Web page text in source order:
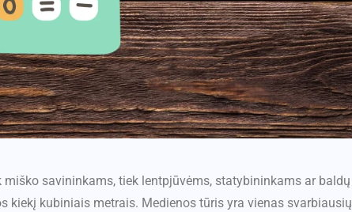
savininkams, tiek lentpjūvėms, statybininkams ar baldų
kubiniais metrais. Medienos tūris yra vienas svarbiausių